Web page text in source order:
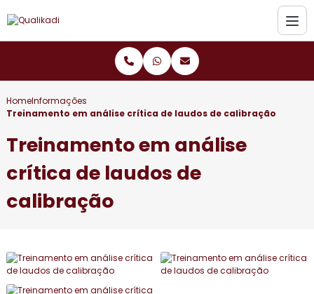
HomeInformações
Treinamento em análise crítica de laudos de calibração
Treinamento em análise
crítica de laudos de
calibração